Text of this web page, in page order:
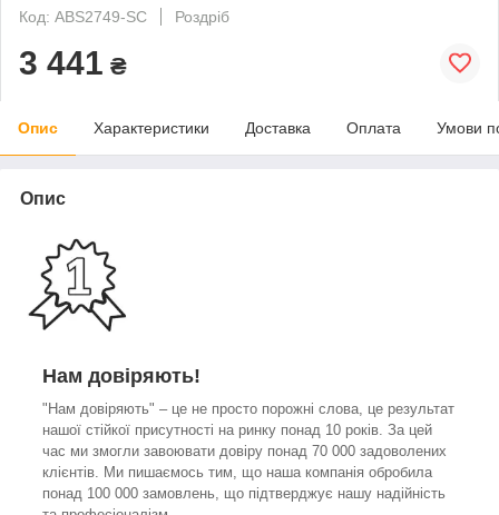
Код: ABS2749-SC
Роздріб
3 441 ₴
Опис Характеристики Доставка Оплата Умови
Опис
Нам довіряють!
"Нам довіряють" – це не просто порожні слова, це результат
нашої стійкої присутності на ринку понад 10 років. За цей
час ми змогли завоювати довіру понад 70 000 задоволених
клієнтів. Ми пишаємось тим, що наша компанія обробила
понад 100 000 замовлень, що підтверджує нашу надійність